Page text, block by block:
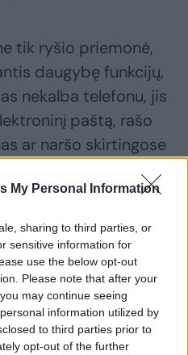
My Personal Information
sharing to third parties, or
sensitive information for
use the below opt-out
Please note that after your
may continue seeing
information utilized by
to third parties prior to
opt-out of the further
tik ryšio priemonė,
daugybę funkcijų,
nekalba telefonu, jis
paštą, rašo
ar naršo skirtingose
dažnai yra
pašalinis daiktas
cigaretė, lūpdažis,
jis atima
dėmesingumą,